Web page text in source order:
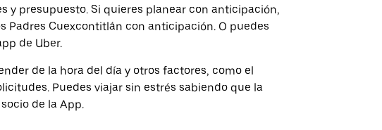
y presupuesto. Si quieres planear con anticipación,
Padres Cuexcontitlán con anticipación. O puedes
de Uber.
de la hora del día y otros factores, como el
Puedes viajar sin estrés sabiendo que la
de la App.